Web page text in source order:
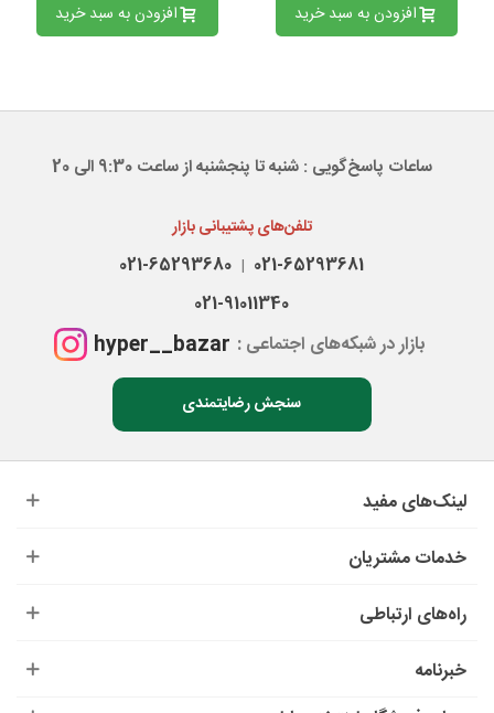
افزودن به سبد خرید افزودن به سبد خرید
ساعات پاسخ‌گویی : شنبه تا پنجشنبه از ساعت 9:30 الی 20
تلفن‌های پشتیبانی بازار
021-65293681
|
021-65293680
021-91011340
بازار در شبکه‌های اجتماعی : hyper__bazar
سنجش رضایتمندی
لینک‌های مفید
خدمات مشتریان
راه‌های ارتباطی
خبرنامه